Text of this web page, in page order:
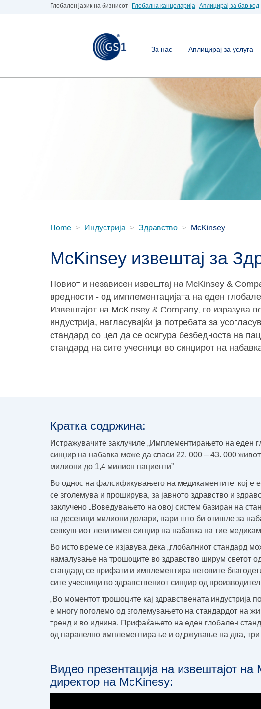
Глобален јазик на бизнисот Глобална канцеларија Аплицирај за бар код
За нас Аплицирај за услуга
Home Индустрија Здравство McKinsey
McKinsey извештај за
Новиот и независен извештај на McKinsey &
вредности - од имплементацијата на еден
Извештајот на McKinsey & Company, го изразува
индустрија, нагласувајќи ја потребата за
стандард со цел да се осигура безбедноста на
стандард на сите учесници во синџирот на
Кратка содржина:
Истражувачите заклучиле „Имплементирањето на еден
синџир на набавка може да спаси 22. 000 – 43. 000
милиони до 1,4 милион пациенти”
Во однос на фалсификувањето на медикаментите, кој е
се зголемува и проширува, за јавното здравство и
заклучено „Воведувањето на овој систем базиран на
на десетици милиони долари, пари што би отишле за
севкупниот легитимен синџир на набавка на тие
Во исто време се изјавува дека „глобалниот стандард
намалување на трошоците во здравство ширум светот
стандард се прифати и имплементира неговите
сите учесници во здравствениот синџир од
„Во моментот трошоците кај здравствената индустрија
е многу поголемо од зголемувањето на стандардот на
тренд и во иднина. Прифаќањето на еден глобален
од паралелно имплементирање и одржување на два, три
Видео презентација на извештајот
директор на McKinesy: